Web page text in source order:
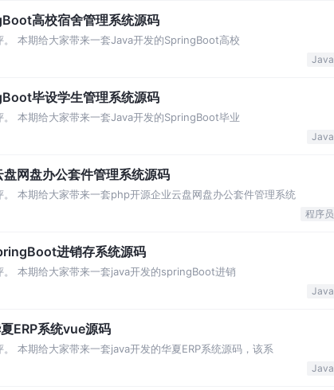
高校宿舍管理系统源码
本期给大家带来一套Java开发的SpringBoot高校
Java
毕设学生管理系统源码
本期给大家带来一套Java开发的SpringBoot毕业
Java
网盘办公套件管理系统源码
本期给大家带来一套php开源企业云盘网盘办公套件管理系统
程序员
进销存系统源码
本期给大家带来一套java开发的springBoot进销
Java
ERP系统vue源码
本期给大家带来一套java开发的华夏ERP系统源码，该系
Java